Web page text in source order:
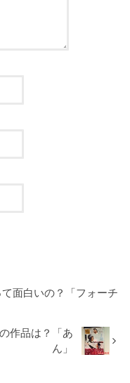
面白いの？「フォーチ
作品は？「あ
ん」